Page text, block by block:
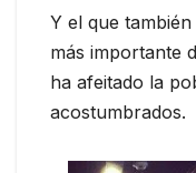
Y el que
más importante
ha afeitado la
acostumbrados.